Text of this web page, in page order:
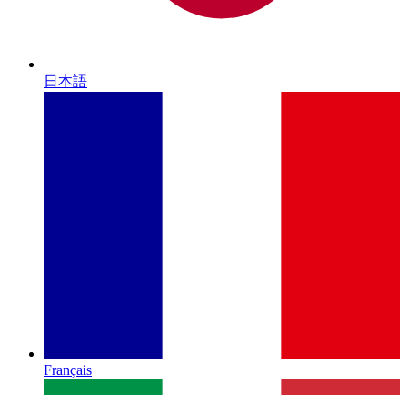
日本語
Français